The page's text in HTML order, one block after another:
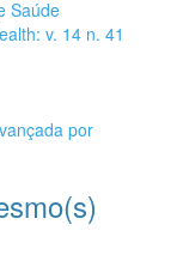
Saúde
v. 14 n. 41
por